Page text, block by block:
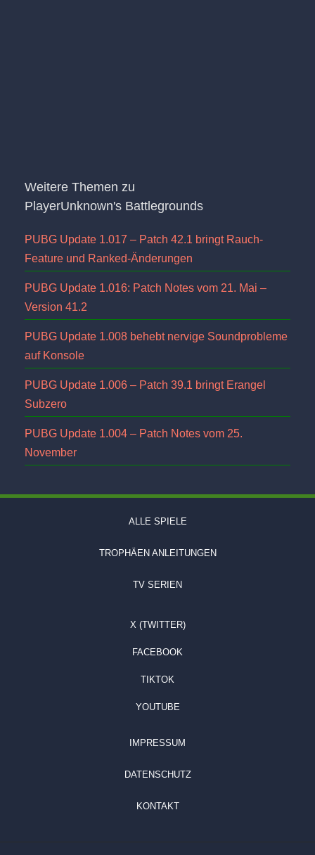
Weitere Themen zu
PlayerUnknown's Battlegrounds
PUBG Update 1.017 – Patch 42.1 bringt Rauch-
Feature und Ranked-Änderungen
PUBG Update 1.016: Patch Notes vom 21. Mai –
Version 41.2
PUBG Update 1.008 behebt nervige Soundprobleme
auf Konsole
PUBG Update 1.006 – Patch 39.1 bringt Erangel
Subzero
PUBG Update 1.004 – Patch Notes vom 25.
November
ALLE SPIELE
TROPHÄEN ANLEITUNGEN
TV SERIEN
X (TWITTER)
FACEBOOK
TIKTOK
YOUTUBE
IMPRESSUM
DATENSCHUTZ
KONTAKT